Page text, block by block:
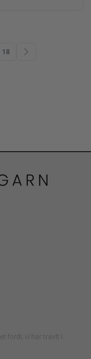
18
fordi, vi har travlt i